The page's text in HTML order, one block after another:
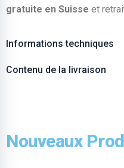
gratuite en Suisse et
Informations techniques
Contenu de la livraison
Nouveaux